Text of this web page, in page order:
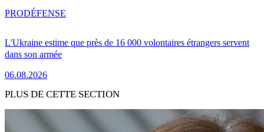
L'Ukraine estime que près de 16 000 volontaires étrangers servent
dans son armée
06.08.2026
PRODÉFENSE
PLUS DE CETTE SECTION